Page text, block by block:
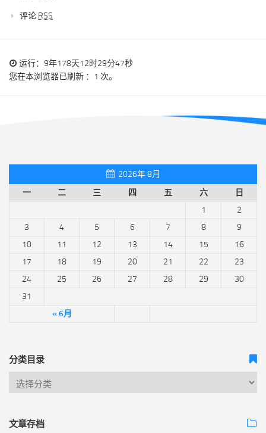
评论 RSS
运行：9年178天12时29分47秒
您在本浏览器已刷新 ：1 次。
2026年 8月
一
二 三 四 五 六 日
« 6月
1
2
3
4 5 6 7 8
9
10
11 12 13 14 15
16
17
18 19 20 21 22
23
24
25 26 27 28 29
30
31
分类目录
文章存档